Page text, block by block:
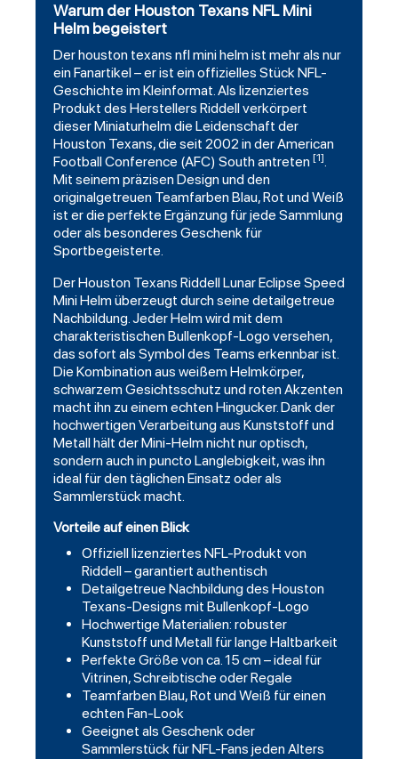
Warum der Houston Texans NFL Mini
Helm begeistert
Derhouston texans nfl mini helm ist mehr als nur
ein Fanartikel – er ist ein offizielles Stück NFL-
Geschichte im Kleinformat. Als lizenziertes
Produkt des Herstellers Riddellverkörpert
dieser Miniaturhelm die Leidenschaft der
Houston Texans, die seit 2002 in der American
Football Conference (AFC) South antreten [1].
Mit seinem präzisen Design und den
originalgetreuen Teamfarben Blau, Rot und Weiß
ist er die perfekte Ergänzung für jede Sammlung
oder als besonderes Geschenk für
Sportbegeisterte.
Der Houston Texans Riddell Lunar Eclipse Speed
Mini Helm überzeugt durch seine detailgetreue
Nachbildung. Jeder Helm wird mit dem
charakteristischen Bullenkopf-Logo versehen,
das sofort als Symbol des Teams erkennbar ist.
Die Kombination aus weißem Helmkörper,
schwarzem Gesichtsschutz und roten Akzenten
macht ihn zu einem echten Hingucker. Dank der
hochwertigen Verarbeitung aus Kunststoff und
Metall hält der Mini-Helm nicht nur optisch,
sondern auch in puncto Langlebigkeit, was ihn
ideal für den täglichen Einsatz oder als
Sammlerstück macht.
Vorteile auf einen Blick
Offiziell lizenziertes NFL-Produkt von
Riddell – garantiert authentisch
Detailgetreue Nachbildung des Houston
Texans-Designs mit Bullenkopf-Logo
Hochwertige Materialien: robuster
Kunststoff und Metall für lange Haltbarkeit
Perfekte Größe von ca. 15 cm – ideal für
Vitrinen, Schreibtische oder Regale
Teamfarben Blau, Rot und Weiß für einen
echten Fan-Look
Geeignet als Geschenk oder
Sammlerstück für NFL-Fans jeden Alters